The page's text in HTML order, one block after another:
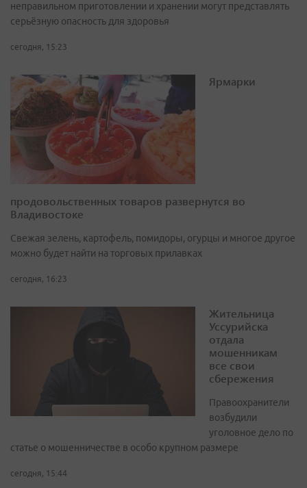
неправильном приготовлении и хранении могут представлять
серьёзную опасность для здоровья
сегодня, 15:23
Ярмарки
продовольственных товаров развернутся во
Владивостоке
Свежая зелень, картофель, помидоры, огурцы и многое другое
можно будет найти на торговых прилавках
сегодня, 16:23
Жительница
Уссурийска
отдала
мошенникам
все свои
сбережения
Правоохранители
возбудили
уголовное дело по
статье о мошенничестве в особо крупном размере
сегодня, 15:44